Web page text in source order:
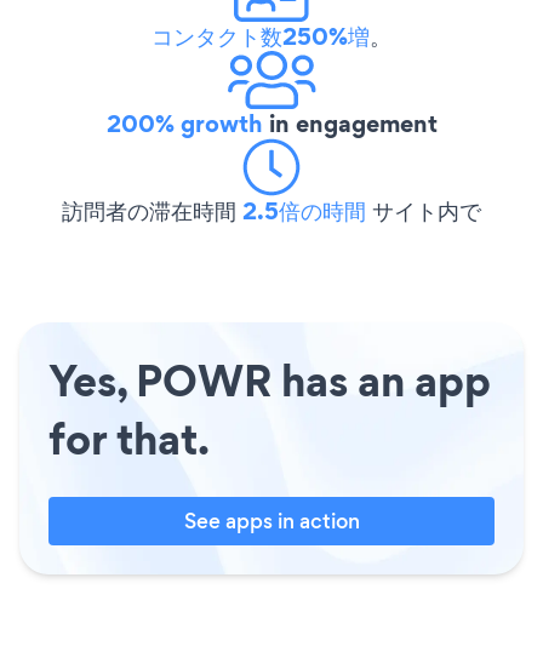
コンタクト数250%増。
200% growth in engagement
訪問者の滞在時間 2.5倍の時間 サイト内で
Yes, POWR has an app
for that.
See apps in action